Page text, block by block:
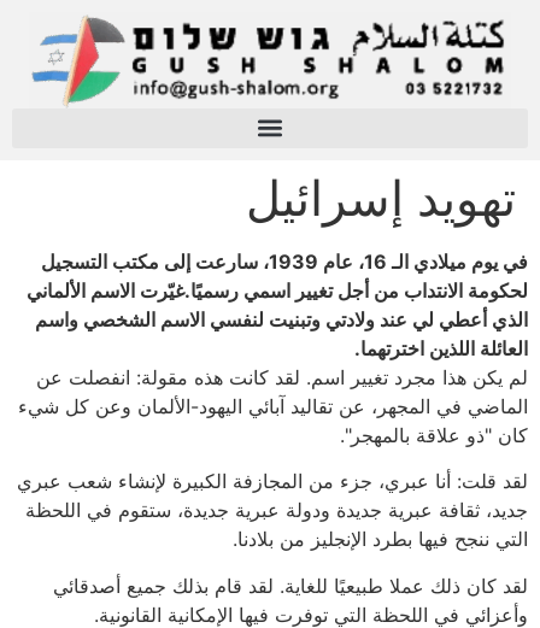
تهويد إسرائيل
في يوم ميلادي الـ 16، عام 1939، سارعت إلى مكتب التسجيل
لحكومة الانتداب من أجل تغيير اسمي رسميًا.غيّرت الاسم الألماني
الذي أعطي لي عند ولادتي وتبنيت لنفسي الاسم الشخصي واسم
العائلة اللذين اخترتهما.
لم يكن هذا مجرد تغيير اسم. لقد كانت هذه مقولة: انفصلت عن
الماضي في المجهر، عن تقاليد آبائي اليهود-الألمان وعن كل شيء
كان "ذو علاقة بالمهجر".
لقد قلت: أنا عبري، جزء من المجازفة الكبيرة لإنشاء شعب عبري
جديد، ثقافة عبرية جديدة ودولة عبرية جديدة، ستقوم في اللحظة
التي ننجح فيها بطرد الإنجليز من بلادنا.
لقد كان ذلك عملا طبيعيًا للغاية. لقد قام بذلك جميع أصدقائي
وأعزائي في اللحظة التي توفرت فيها الإمكانية القانونية.